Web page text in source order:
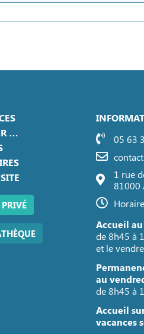
…
PRIVÉ
05 63
1 rue
81000
Accueil
de 8h45 à
et le
au
de 8h45 à
Accueil
vacances